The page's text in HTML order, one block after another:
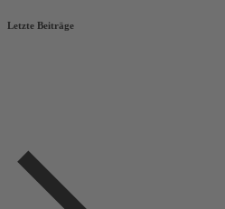
Letzte Beiträge